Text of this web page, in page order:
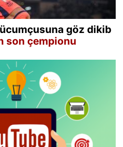
göz dikib
son çempionu